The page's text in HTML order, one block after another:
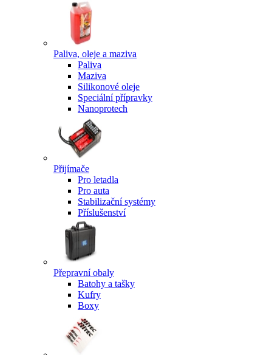
Paliva, oleje a maziva
Paliva
Maziva
Silikonové oleje
Speciální přípravky
Nanoprotech
Přijímače
Pro letadla
Pro auta
Stabilizační systémy
Příslušenství
Přepravní obaly
Batohy a tašky
Kufry
Boxy